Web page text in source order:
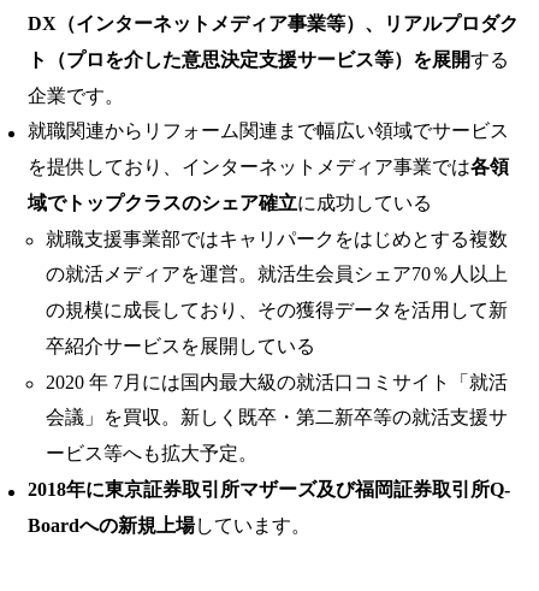
DX（インターネットメディア事業等）、リアルプロダク
ト（プロを介した意思決定支援サービス等）を展開する
企業です。
就職関連からリフォーム関連まで幅広い領域でサービス
を提供しており、インターネットメディア事業では各領
域でトップクラスのシェア確立に成功している
就職支援事業部ではキャリパークをはじめとする複数
の就活メディアを運営。就活生会員シェア70％人以上
の規模に成長しており、その獲得データを活用して新
卒紹介サービスを展開している
2020 年 7月には国内最大級の就活口コミサイト「就活
会議」を買収。新しく既卒・第二新卒等の就活支援サ
ービス等へも拡大予定。
2018年に東京証券取引所マザーズ及び福岡証券取引所Q-
Boardへの新規上場しています。